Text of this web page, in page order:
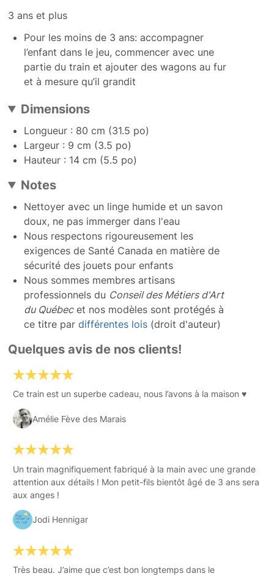
3 ans et plus
Pour les moins de 3 ans: accompagner
l’enfant dans le jeu, commencer avec une
partie du train et ajouter des wagons au fur
et à mesure qu’il grandit
Dimensions
Longueur : 80 cm (31.5 po)
Largeur : 9 cm (3.5 po)
Hauteur : 14 cm (5.5 po)
Notes
Nettoyer avec un linge humide et un savon
doux, ne pas immerger dans l'eau
Nous respectons rigoureusement les
exigences de Santé Canada en matière de
sécurité des jouets pour enfants
Nous sommes membres artisans
professionnels du Conseil des Métiers d'Art
du Québecet nos modèles sont protégés à
ce titre par différentes lois(droit d'auteur)
Quelques avis de nos clients!
Ce train est un superbe cadeau, nous l’avons à la maison ♥️
Amélie Fève des Marais
Un train magnifiquement fabriqué à la main avec une grande
attention aux détails ! Mon petit-fils bientôt âgé de 3 ans sera
aux anges !
Jodi Hennigar
Très beau. J’aime que c’est bon longtemps dans le